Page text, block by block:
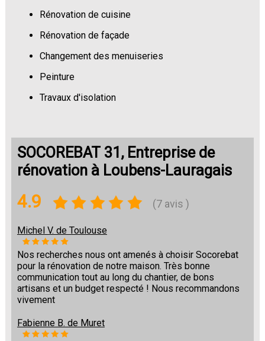
Rénovation de cuisine
Rénovation de façade
Changement des menuiseries
Peinture
Travaux d'isolation
SOCOREBAT 31, Entreprise de
rénovation à Loubens-Lauragais
4.9 (7 avis )
Michel V. de Toulouse
Nos recherches nous ont amenés à choisir Socorebat
pour la rénovation de notre maison. Très bonne
communication tout au long du chantier, de bons
artisans et un budget respecté ! Nous recommandons
vivement
Fabienne B. de Muret